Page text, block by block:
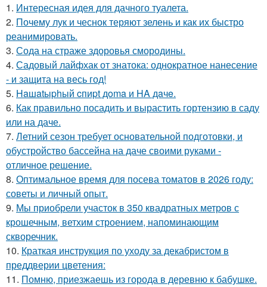
1. Интересная идея для дачного туалета.
2. Почему лук и чеснок теряют зелень и как их быстро
реанимировать.
3. Сода на страже здоровья смородины.
4. Садовый лайфхак от знатока: однократное нанесение
- и защита на весь год!
5. Haшatыphый cпиpt дoma и HA дaчe.
6. Как правильно посадить и вырастить гортензию в саду
или на даче.
7. Летний сезон требует основательной подготовки, и
обустройство бассейна на даче своими руками -
отличное решение.
8. Оптимальное время для посева томатов в 2026 году:
советы и личный опыт.
9. Мы приобрели участок в 350 квадратных метров с
крошечным, ветхим строением, напоминающим
скворечник.
10. Краткая инструкция по уходу за декабристом в
преддверии цветения:
11. Помню, приезжаешь из города в деревню к бабушке.